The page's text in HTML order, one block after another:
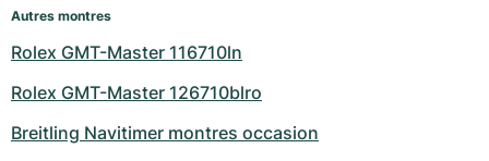
Autres montres
Rolex GMT-Master 116710ln
Rolex GMT-Master 126710blro
Breitling Navitimer montres occasion